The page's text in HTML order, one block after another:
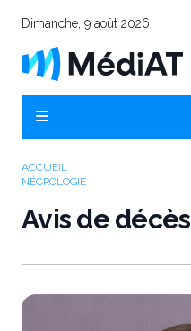
Dimanche, 9 août 2026
ACCUEIL
NÉCROLOGIE
Avis de décès